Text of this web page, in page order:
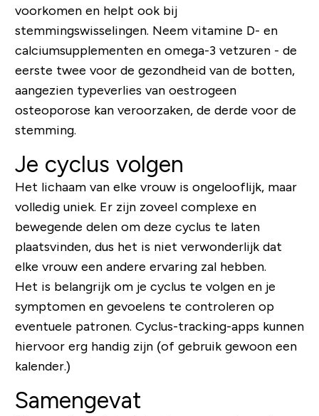
voorkomen en helpt ook bij
stemmingswisselingen. Neem vitamine D- en
calciumsupplementen en omega-3 vetzuren - de
eerste twee voor de gezondheid van de botten,
aangezien typeverlies van oestrogeen
osteoporose kan veroorzaken, de derde voor de
stemming.
Je cyclus volgen
Het lichaam van elke vrouw is ongelooflijk, maar
volledig uniek. Er zijn zoveel complexe en
bewegende delen om deze cyclus te laten
plaatsvinden, dus het is niet verwonderlijk dat
elke vrouw een andere ervaring zal hebben.
Het is belangrijk om je cyclus te volgen en je
symptomen en gevoelens te controleren op
eventuele patronen. Cyclus-tracking-apps kunnen
hiervoor erg handig zijn (of gebruik gewoon een
kalender.)
Samengevat